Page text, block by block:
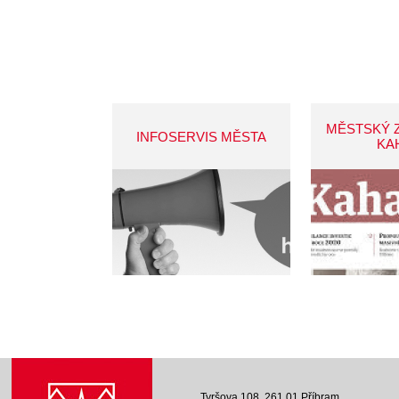
INFOSERVIS MĚSTA
MĚSTSKÝ